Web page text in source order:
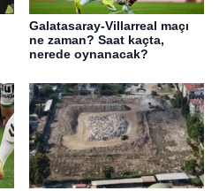
Galatasaray-Villarreal maçı
ne zaman? Saat kaçta,
nerede oynanacak?